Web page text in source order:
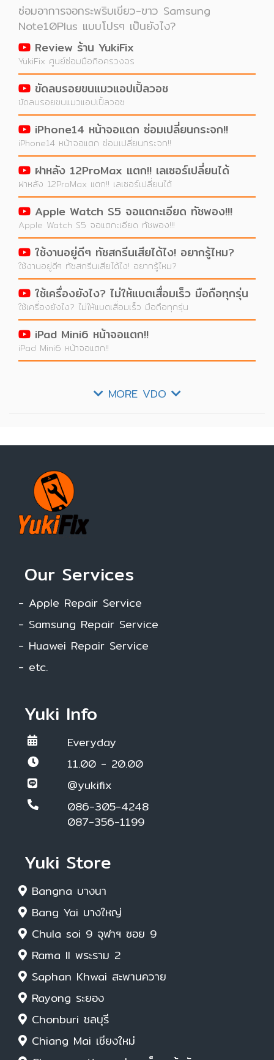
ซ่อมอาการจอกระพริบเขียว-ขาว Samsung
Note10Plus แบบโปรๆ เป็นยังไง?
Review ร้าน YukiFix
YukiFix ศูนย์ซ่อมมือถิอครวงจร
ขัดลบรอยขนแมวแอปเปิ้ลวอช
ขัดลบรอยขนแมวแอปเปิ้ลวอช
iPhone14 หน้าจอแตก ซ่อมเปลี่ยนกระจก!!
iPhone14 หน้าจอแตก ซ่อมเปลี่ยนกระจก!!
ฝาหลัง 12ProMax แตก!! เลเซอร์เปลี่ยนได้
ฝาหลัง 12ProMax แตก!! เลเซอร์เปลี่ยนได้
Apple Watch S5 จอแตกะเอียด ทัชพอง!!!
Apple Watch S5 จอแตกะเอียด ทัชพอง!!!
ใช้งานอยู่ดีๆ ทัชสกรีนเสียได้ไง! อยากรู้ไหม?
ใช้งานอยู่ดีๆ ทัชสกรีนเสียได้ไง! อยากรู้ไหม?
ใช้เครื่องยังไง? ไม่ให้แบตเสื่อมเร็ว มือถือทุกรุ่น
ใช้เครื่องยังไง? ไม่ให้แบตเสื่อมเร็ว มือถือทุกรุ่น
iPad Mini6 หน้าจอแตก!!
iPad Mini6 หน้าจอแตก!!
MORE VDO
Our Services
- Apple Repair Service
- Samsung Repair Service
- Huawei Repair Service
- etc.
Yuki Info
Everyday
11.00 - 20.00
@yukifix
086-305-4248
087-356-1199
Yuki Store
Bangna บางนา
Bang Yai บางใหญ่
Chula soi 9 จุฬาฯ ซอย 9
Rama II พระราม 2
Saphan Khwai สะพานควาย
Rayong ระยอง
Chonburi ชลบุรี
Chiang Mai เชียงใหม่